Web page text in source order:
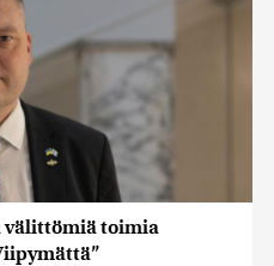
välittömiä toimia